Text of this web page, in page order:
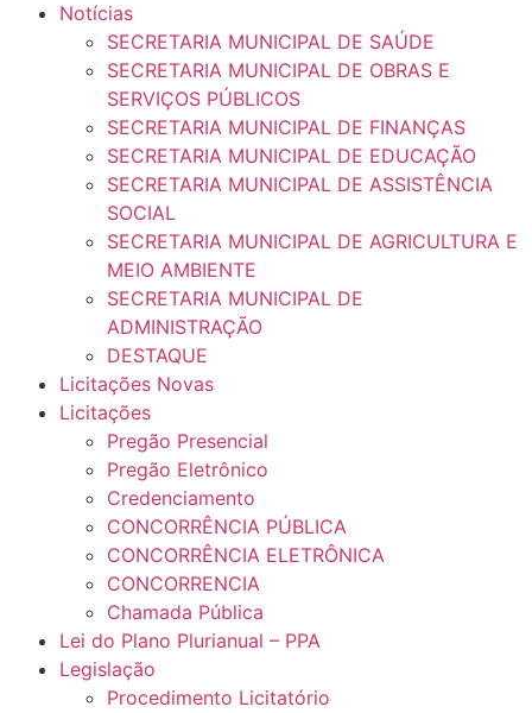
Notícias
SECRETARIA MUNICIPAL DE SAÚDE
SECRETARIA MUNICIPAL DE OBRAS E
SERVIÇOS PÚBLICOS
SECRETARIA MUNICIPAL DE FINANÇAS
SECRETARIA MUNICIPAL DE EDUCAÇÃO
SECRETARIA MUNICIPAL DE ASSISTÊNCIA
SOCIAL
SECRETARIA MUNICIPAL DE AGRICULTURA E
MEIO AMBIENTE
SECRETARIA MUNICIPAL DE
ADMINISTRAÇÃO
DESTAQUE
Licitações Novas
Licitações
Pregão Presencial
Pregão Eletrônico
Credenciamento
CONCORRÊNCIA PÚBLICA
CONCORRÊNCIA ELETRÔNICA
CONCORRENCIA
Chamada Pública
Lei do Plano Plurianual – PPA
Legislação
Procedimento Licitatório